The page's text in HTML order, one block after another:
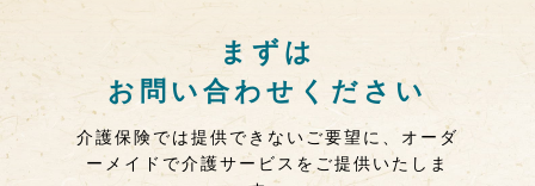
まずは
お問い合わせください
介護保険では提供できないご要望に、オーダ
ーメイドで介護サービスをご提供いたしま